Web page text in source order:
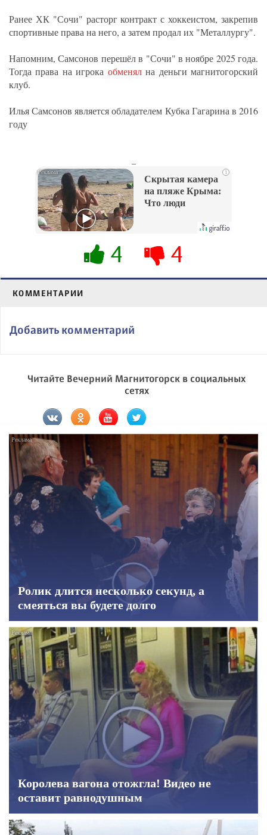
Ранее ХК "Сочи" расторг контракт с хоккеистом, закрепив
спортивные права на него, а затем продал их "Металлургу".
Напомним, Самсонов перешёл в "Сочи" в ноябре 2025 года.
Тогда права на игрока обменялна деньги магнитогорский
клуб.
Илья Самсонов является обладателем Кубка Гагарина в 2016
году
i
Скрытая камера
на пляже Крыма:
Что люди
их не видят...
4 4
КОММЕНТАРИИ
Добавить комментарий
Читайте Вечерний Магнитогорск в социальных
сетях
Ролик длится несколько секунд, а
смеяться вы будете долго
Королева вагона отожгла! Видео не
оставит равнодушным